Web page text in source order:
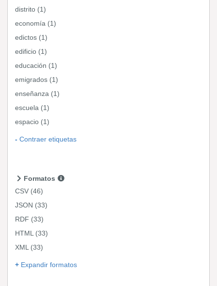
distrito (1)
economía (1)
edictos (1)
edificio (1)
educación (1)
emigrados (1)
enseñanza (1)
escuela (1)
espacio (1)
Contraer etiquetas
Formatos
CSV (46)
JSON (33)
RDF (33)
HTML (33)
XML (33)
Expandir formatos